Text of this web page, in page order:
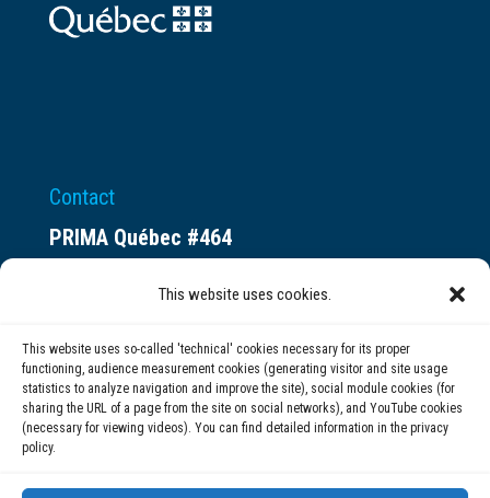
This website uses cookies.
This website uses so-called 'technical' cookies necessary for its proper
functioning, audience measurement cookies (generating visitor and site usage
statistics to analyze navigation and improve the site), social module cookies (for
sharing the URL of a page from the site on social networks), and YouTube cookies
(necessary for viewing videos). You can find detailed information in the privacy
policy.
Contact
PRIMA Québec #464
Montréal (QC) H3C 0B4
(514) 284-0211